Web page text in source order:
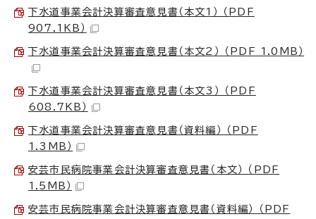
下水道事業会計決算審査意見書（本文1） （PDF
907.1KB）
下水道事業会計決算審査意見書（本文2） （PDF 1.0MB）
下水道事業会計決算審査意見書（本文3） （PDF
608.7KB）
下水道事業会計決算審査意見書（資料編） （PDF
1.3MB）
安芸市民病院事業会計決算審査意見書（本文） （PDF
1.5MB）
安芸市民病院事業会計決算審査意見書（資料編） （PDF